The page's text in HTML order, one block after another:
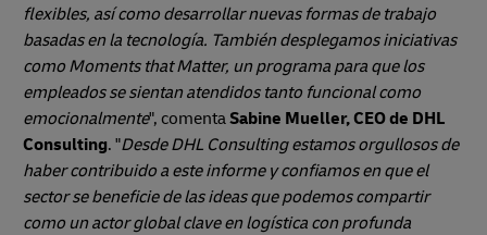
flexibles, así como desarrollar nuevas formas de trabajo
basadas en la tecnología. También desplegamos iniciativas
como Moments that Matter, un programa para que los
empleados se sientan atendidos tanto funcional como
emocionalmente", comentaSabine Mueller, CEO de DHL
Consulting. "Desde DHL Consulting estamos orgullosos de
haber contribuido a este informe y confiamos en que el
sector se beneficie de las ideas que podemos compartir
como un actor global clave en logística con profunda